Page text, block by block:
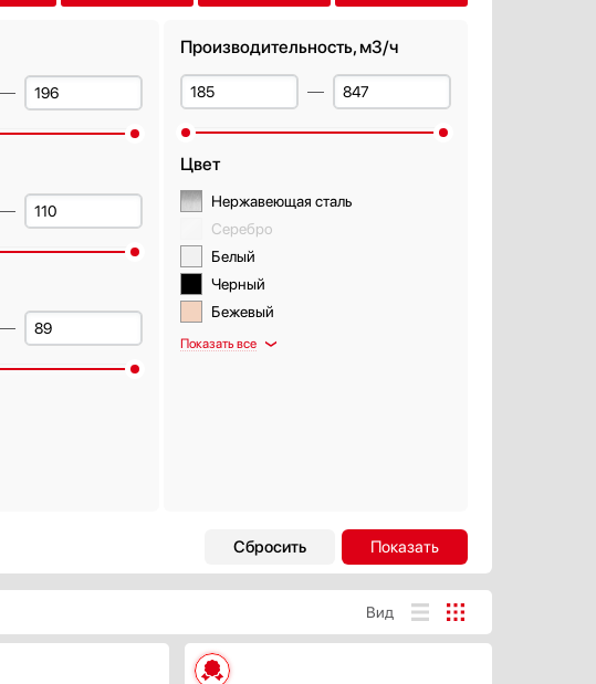
Производительность, м3/ч
Цвет
Нержавеющая сталь
Серебро
Белый
Черный
Бежевый
Показать все
Интервальная работа
Есть
Автоматическая регулировка
скорости
Есть
Вид